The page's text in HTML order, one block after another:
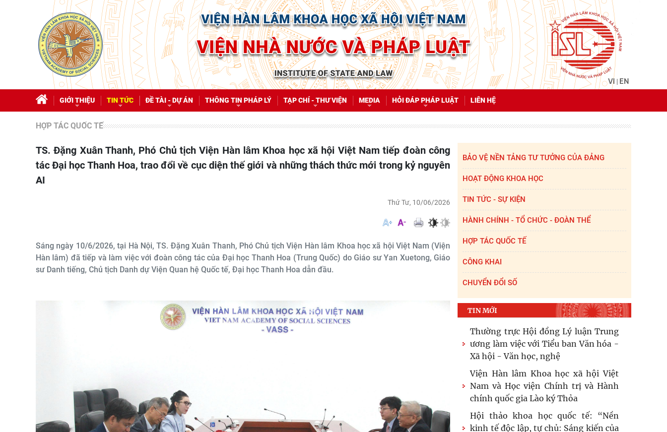
VI | EN
GIỚI THIỆU TIN TỨC ĐỀ TÀI - DỰ ÁN THÔNG TIN PHÁP LÝ TẠP CHÍ - THƯ VIỆN MEDIA HỎI ĐÁP PHÁP LUẬT LIÊN HỆ
HỢP TÁC QUỐC TẾ
TS. Đặng Xuân Thanh, Phó Chủ tịch Viện Hàn lâm Khoa học xã hội Việt Nam tiếp đoàn công
tác Đại học Thanh Hoa, trao đổi về cục diện thế giới và những thách thức mới trong kỷ nguyên
AI
Thứ Tư, 10/06/2026
Sáng ngày 10/6/2026, tại Hà Nội, TS. Đặng Xuân Thanh, Phó Chủ tịch Viện Hàn lâm Khoa học xã hội Việt Nam (Viện
Hàn lâm) đã tiếp và làm việc với đoàn công tác của Đại học Thanh Hoa (Trung Quốc) do Giáo sư Yan Xuetong, Giáo
sư Danh tiếng, Chủ tịch Danh dự Viện Quan hệ Quốc tế, Đại học Thanh Hoa dẫn đầu.
BẢO VỆ NỀN TẢNG TƯ TƯỞNG CỦA ĐẢNG
HOẠT ĐỘNG KHOA HỌC
TIN TỨC - SỰ KIỆN
HÀNH CHÍNH - TỔ CHỨC - ĐOÀN THỂ
HỢP TÁC QUỐC TẾ
CÔNG KHAI
CHUYỂN ĐỔI SỐ
TIN MỚI
Thường trực Hội đồng Lý luận Trung
ương làm việc với Tiểu ban Văn hóa -
Xã hội - Văn học, nghệ
Viện Hàn lâm Khoa học xã hội Việt
Nam và Học viện Chính trị và Hành
chính quốc gia Lào ký Thỏa
Hội thảo khoa học quốc tế: “Nền
kinh tế độc lập, tự chủ: Sáng kiến của